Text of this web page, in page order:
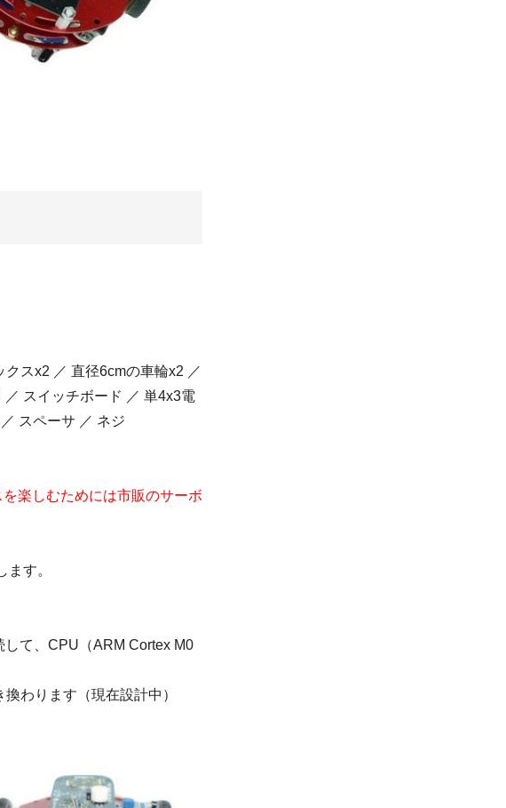
スx2 ／ 直径6cmの車輪x2 ／
スイッチボード ／ 単4x3電
スペーサ ／ ネジ
楽しむためには市販のサーボ
す。
て、CPU（ARM Cortex M0
わります（現在設計中）